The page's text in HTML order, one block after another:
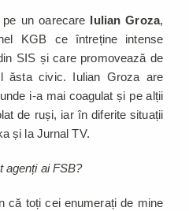
un oarecare Iulian Groza,
KGB ce întreține intense
SIS și care promovează de
ăsta civic. Iulian Groza are
i-a mai coagulat și pe alții
de ruși, iar în diferite situații
și la Jurnal TV.
agenți ai FSB?
că toți cei enumerați de mine